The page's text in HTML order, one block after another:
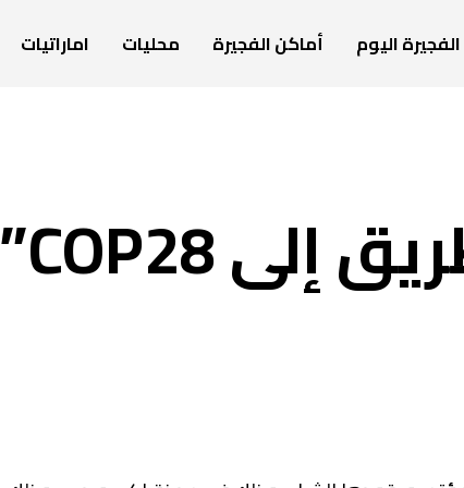
الفجيرة اليوم أماكن الفجيرة محليات اماراتيات
انطلاق فعاليات “الطريق إلى COP28”